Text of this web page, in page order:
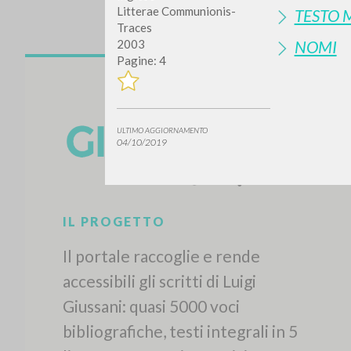
Litterae Communionis-
Traces
2003
Pagine: 4
ULTIMO AGGIORNAMENTO
04/10/2019
TESTO
NOMI
IL PROGETTO
Il portale raccoglie e rende